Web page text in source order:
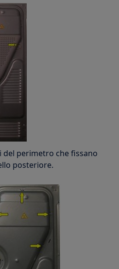
del perimetro che fissano
posteriore.